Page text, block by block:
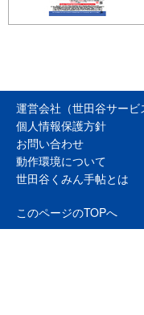
運営会社（世田谷サービ
個人情報保護方針
お問い合わせ
動作環境について
世田谷くみん手帖とは
このページのTOPへ